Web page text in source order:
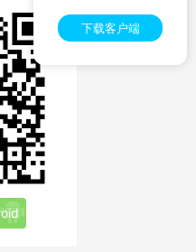
下载客户端